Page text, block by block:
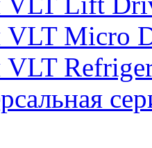
VLT Micro
VLT